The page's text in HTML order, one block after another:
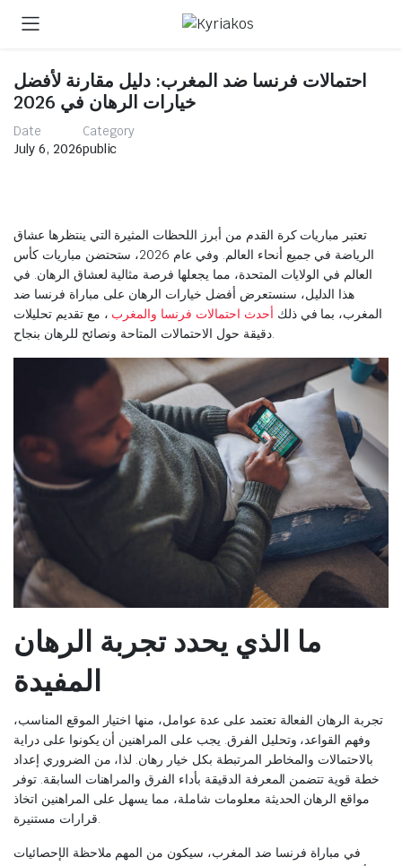
احتمالات فرنسا ضد المغرب: دليل مقارنة لأفضل
خيارات الرهان في 2026
Date
July 6, 2026
Category
public
تعتبر مباريات كرة القدم من أبرز اللحظات المثيرة التي ينتظرها عشاق
الرياضة في جميع أنحاء العالم. وفي عام 2026، ستحتضن مباريات كأس
العالم في الولايات المتحدة، مما يجعلها فرصة مثالية لعشاق الرهان. في
هذا الدليل، سنستعرض أفضل خيارات الرهان على مباراة فرنسا ضد
المغرب، بما في ذلك أحدث احتمالات فرنسا والمغرب ، مع تقديم تحليلات
دقيقة حول الاحتمالات المتاحة ونصائح للرهان بنجاح.
ما الذي يحدد تجربة الرهان
المفيدة
تجربة الرهان الفعالة تعتمد على عدة عوامل، منها اختيار الموقع المناسب،
وفهم القواعد، وتحليل الفرق. يجب على المراهنين أن يكونوا على دراية
بالاحتمالات والمخاطر المرتبطة بكل خيار رهان. لذا، من الضروري إعداد
خطة قوية تتضمن المعرفة الدقيقة بأداء الفرق والمراهنات السابقة. توفر
مواقع الرهان الحديثة معلومات شاملة، مما يسهل على المراهنين اتخاذ
قرارات مستنيرة.
في مباراة فرنسا ضد المغرب، سيكون من المهم ملاحظة الإحصائيات